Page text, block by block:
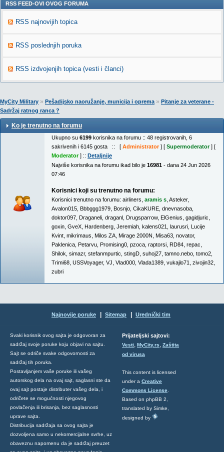
RSS FEED-OVI OVOG FORUMA
RSS najnovijih topica
RSS poslednjih poruka
RSS izdvojenjih topica (vesti i članci)
MyCity Military » Pešadijsko naoružanje, municija i oprema» Pitanje za veterane -
Sadržaj ratnog ranca ?
Ko je trenutno na forumu
Ukupno su 6199 korisnika na forumu :: 48 registrovanih, 6
sakrivenih i 6145 gosta :: [ Administrator] [ Supermoderator] [
Moderator] :: Detaljnije
Najviše korisnika na forumu ikad bilo je 16981 - dana 24 Jun 2026
07:46
Korisnici koji su trenutno na forumu:
Korisnici trenutno na forumu: airliners aramis s Asteker,
Avalon015 Bbbggg1979 Bosnjo CikaKURE dnevnasoba
doktor097 Draganeli draganl Drugsparrow, ElGenius gagidjuric
goxin GveX Hardenberg Jeremiah kalens021 laurusri Lucije
Kvint mikrimaus Milos ZA Mirage 2000N Misa63 novator,
Paklenica Petarvu Promising0 pzoca raptorsi RD84 repac
Shilok simazr, stefanmpurtic stingD suhoj27 tamno.nebo tomo2
Trimi68 USSVoyager, VJ Vlad000 Vlada1389 vukajlo71 zivojin32
zubri
Najnovije poruke Sitemap Urednički tim
Svaki korisnik ovog sajta je odgovoran za
sadržaj svoje poruke koju objavi na sajtu.
Sajt se odriče svake odgovornosti za
sadržaj tih poruka.
Postavljanjem vaše poruke ili vašeg
autorskog dela na ovaj sajt, saglasni ste da
ovaj sajt postaje distributer vašeg dela, i
odričete se mogućnosti njegovog
povlačenja ili brisanja, bez saglasnosti
uprave sajta.
Distribucija sadržaja sa ovog sajta je
dozvoljena samo u nekomercijalne svrhe, uz
obaveznu napomenu da je sadržaj preuzet
Prijateljski sajtovi:
Vesti, MyCity.rs, Zaštita
od virusa
This content is licensed
under a Creative
Commons License
Based on phpBB 2,
translated by Simke,
designed by